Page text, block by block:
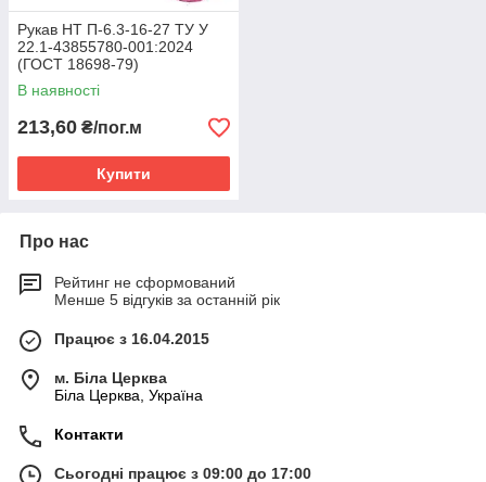
Рукав НТ П-6.3-16-27 ТУ У
22.1-43855780-001:2024
(ГОСТ 18698-79)
В наявності
213,60 ₴/пог.м
Купити
Про нас
Рейтинг не сформований
Менше 5 відгуків за останній рік
Працює з 16.04.2015
м. Біла Церква
Біла Церква, Україна
Контакти
Сьогодні працює з 09:00 до 17:00